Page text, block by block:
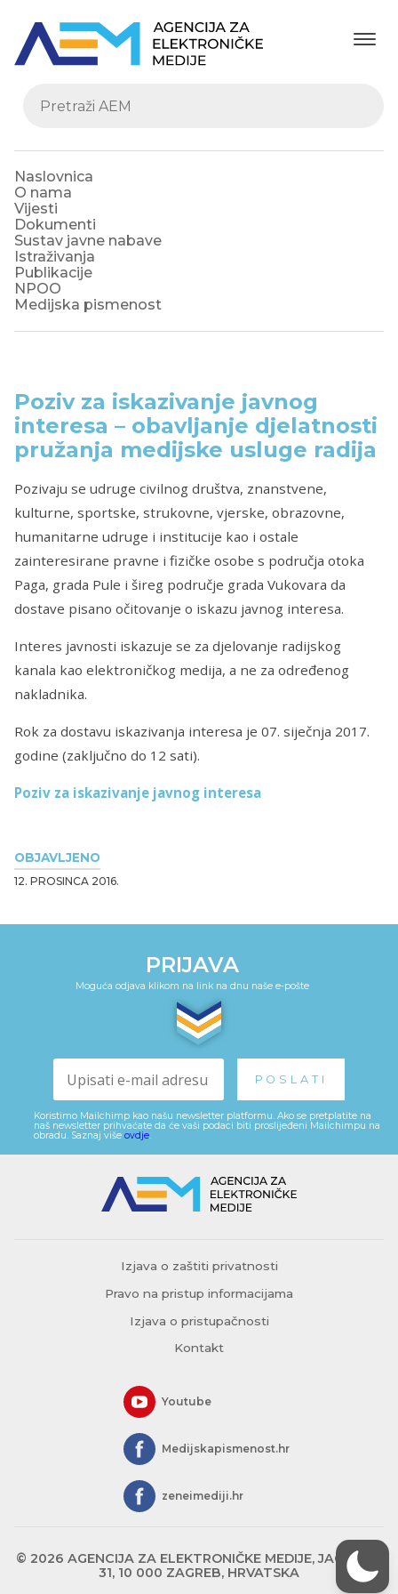
Naslovnica
O nama
Vijesti
Dokumenti
Sustav javne nabave
Istraživanja
Publikacije
NPOO
Medijska pismenost
OBJAVLJENO
12. PROSINCA 2016.
Poziv za iskazivanje javnog
interesa – obavljanje djelatnosti
pružanja medijske usluge radija
Pozivaju se udruge civilnog društva, znanstvene,
kulturne, sportske, strukovne, vjerske, obrazovne,
humanitarne udruge i institucije kao i ostale
zainteresirane pravne i fizičke osobe s područja otoka
Paga, grada Pule i šireg područje grada Vukovara da
dostave pisano očitovanje o iskazu javnog interesa.
Interes javnosti iskazuje se za djelovanje radijskog
kanala kao elektroničkog medija, a ne za određenog
nakladnika.
Rok za dostavu iskazivanja interesa je 07. siječnja 2017.
godine (zaključno do 12 sati).
Poziv za iskazivanje javnog interesa
PRIJAVA
Moguća odjava klikom na link na dnu naše e-pošte
Koristimo Mailchimp kao našu newsletter platformu. Ako se pretplatite na
naš newsletter prihvaćate da će vaši podaci biti proslijeđeni Mailchimpu na
obradu. Saznaj više ovdje.
Izjava o zaštiti privatnosti
Pravo na pristup informacijama
Izjava o pristupačnosti
Kontakt
Youtube
Medijskapismenost.hr
zeneimediji.hr
© 2026 AGENCIJA ZA ELEKTRONIČKE MEDIJE, JAGIĆEVA
31, 10 000 ZAGREB, HRVATSKA